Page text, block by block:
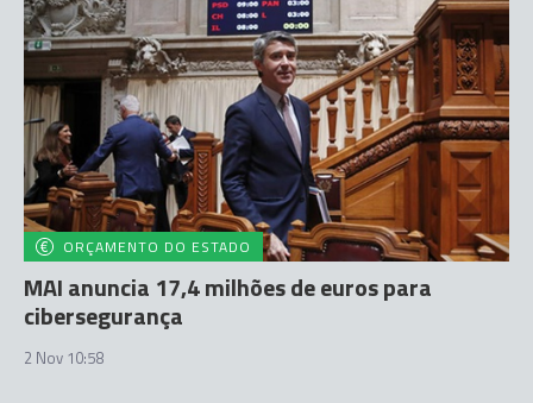
ORÇAMENTO DO ESTADO
MAI anuncia 17,4 milhões de euros para
cibersegurança
2 Nov 10:58